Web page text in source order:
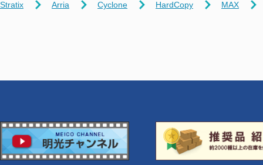
Stratix Arria Cyclone HardCopy MAX